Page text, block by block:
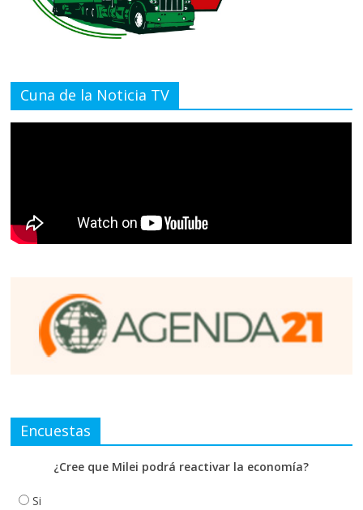
Cuna de la Noticia TV
Encuestas
¿Cree que Milei podrá reactivar la economía?
Si